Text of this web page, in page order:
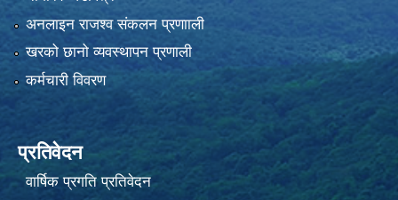
अनलाइन राजश्व संकलन प्रणााली
खरको छानो व्यवस्थापन प्रणाली
कर्मचारी विवरण
प्रतिवेदन
वार्षिक प्रगति प्रतिवेदन